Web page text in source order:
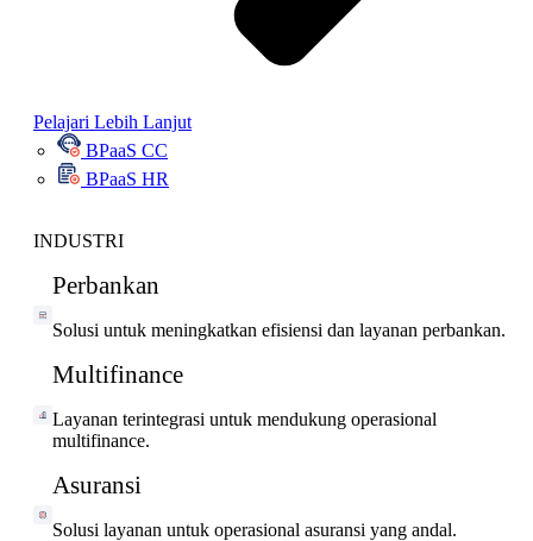
Pelajari Lebih Lanjut
BPaaS CC
BPaaS HR
INDUSTRI
Perbankan
Solusi untuk meningkatkan efisiensi dan layanan perbankan.
Multifinance
Layanan terintegrasi untuk mendukung operasional
multifinance.
Asuransi
Solusi layanan untuk operasional asuransi yang andal.